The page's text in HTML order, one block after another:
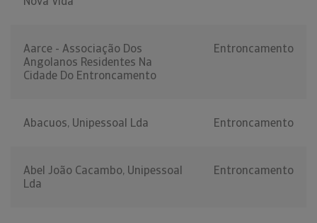
Aarce - Associação Dos
Angolanos Residentes Na
Cidade Do Entroncamento
Entroncamento
Abacuos, Unipessoal Lda Entroncamento
Abel João Cacambo, Unipessoal
Lda
Entroncamento